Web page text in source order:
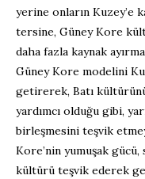
yerine onların Kuzey’e
tersine, Güney Kore
daha fazla kaynak
Güney Kore modelini
getirerek, Batı
yardımcı olduğu gibi,
birleşmesini teşvik
Kore’nin yumuşak
kültürü teşvik ederek